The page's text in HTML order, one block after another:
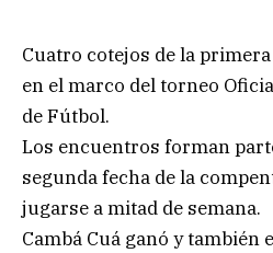
Cuatro cotejos de la
en el marco del torneo
de Fútbol.
Los encuentros forman
segunda fecha de la
jugarse a mitad de semana.
Cambá Cuá ganó y también